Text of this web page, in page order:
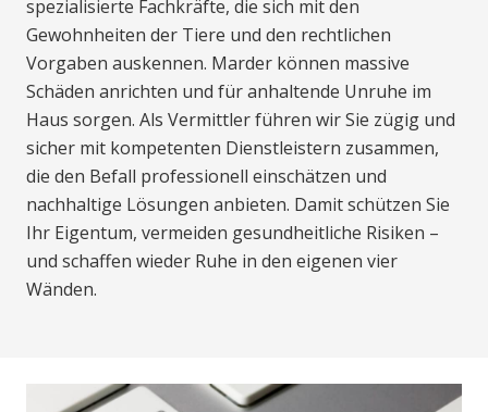
spezialisierte Fachkräfte, die sich mit den
Gewohnheiten der Tiere und den rechtlichen
Vorgaben auskennen. Marder können massive
Schäden anrichten und für anhaltende Unruhe im
Haus sorgen. Als Vermittler führen wir Sie zügig und
sicher mit kompetenten Dienstleistern zusammen,
die den Befall professionell einschätzen und
nachhaltige Lösungen anbieten. Damit schützen Sie
Ihr Eigentum, vermeiden gesundheitliche Risiken –
und schaffen wieder Ruhe in den eigenen vier
Wänden.